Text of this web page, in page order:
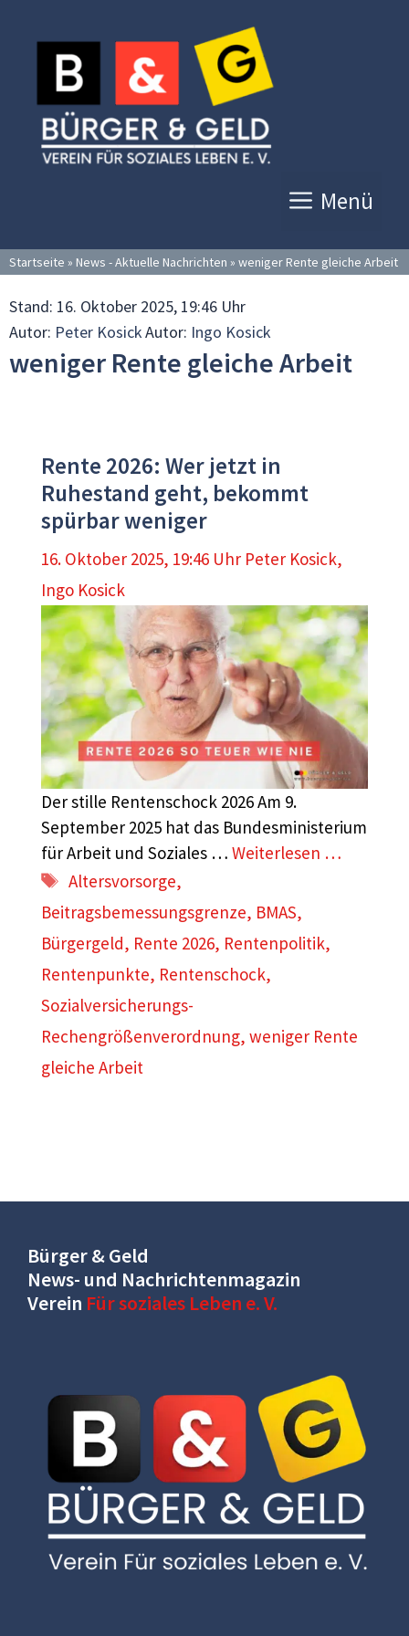
Inhalt
springen
Menü
Startseite » News - Aktuelle Nachrichten » weniger Rente gleiche Arbeit
Stand: 16. Oktober 2025, 19:46 Uhr
Autor: Peter KosickAutor: Ingo Kosick
weniger Rente gleiche Arbeit
Rente 2026: Wer jetzt in
Ruhestand geht, bekommt
spürbar weniger
16. Oktober 2025, 19:46 Uhr Peter Kosick,
Ingo Kosick
Der stille Rentenschock 2026 Am 9.
September 2025 hat das Bundesministerium
für Arbeit und Soziales … Weiterlesen …
Schlagwörter
Altersvorsorge,
Beitragsbemessungsgrenze, BMAS,
Bürgergeld, Rente 2026, Rentenpolitik,
Rentenpunkte, Rentenschock,
Sozialversicherungs-
Rechengrößenverordnung, weniger Rente
gleiche Arbeit
Bürger & Geld
News- und Nachrichtenmagazin
Verein Für soziales Leben e. V.